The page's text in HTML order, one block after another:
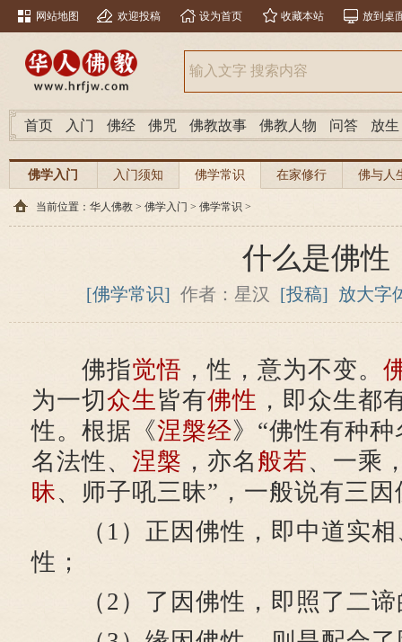
网站地图 欢迎投稿 设为首页 收藏本站 放到桌
首页 入门 佛经 佛咒 佛教故事 佛教人物 问答 放生
佛学入门 入门须知 佛学常识 在家修行 佛与人
当前位置： 华人佛教 > 佛学入门 > 佛学常识 >
什么是佛性
[佛学常识] 作者：星汉 [投稿] 放大字
佛指觉悟 ，性，意为不变。
为一切众生 皆有佛性 ，即众生都
性。根据《涅槃经》“佛性有种
名法性、 涅槃 ，亦名 般若、一乘
昧、师子吼三昧”，一般说有三
（1）正因佛性，即中道实相
性；
（2）了因佛性，即照了二谛